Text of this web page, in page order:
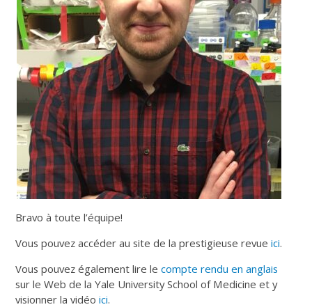
Bravo à toute l’équipe!
Vous pouvez accéder au site de la prestigieuse revueici.
Vous pouvez également lire lecompte rendu en anglais
sur le Web de la Yale University School of Medicine et y
visionner la vidéoici.